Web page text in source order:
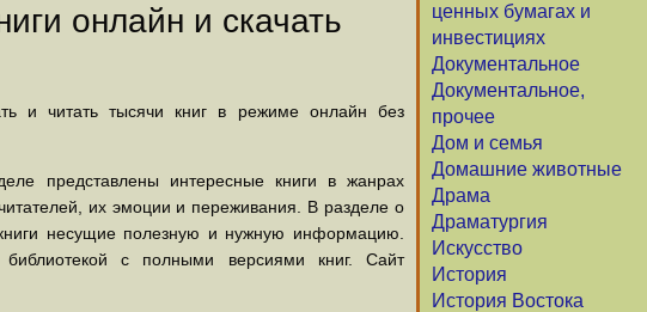
ценных бумагах и
инвестициях
Документальное
Документальное,
прочее
Дом и семья
Домашние животные
Драма
Драматургия
Искусство
История
История Востока
онлайн и скачать
и читать тысячи книг в режиме онлайн без
представлены интересные книги в жанрах
их эмоции и переживания. В разделе о
несущие полезную и нужную информацию.
с полными версиями книг. Сайт